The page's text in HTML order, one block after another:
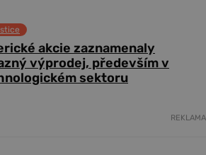
akcie zaznamenaly
výprodej, především v
sektoru
REKLAMA